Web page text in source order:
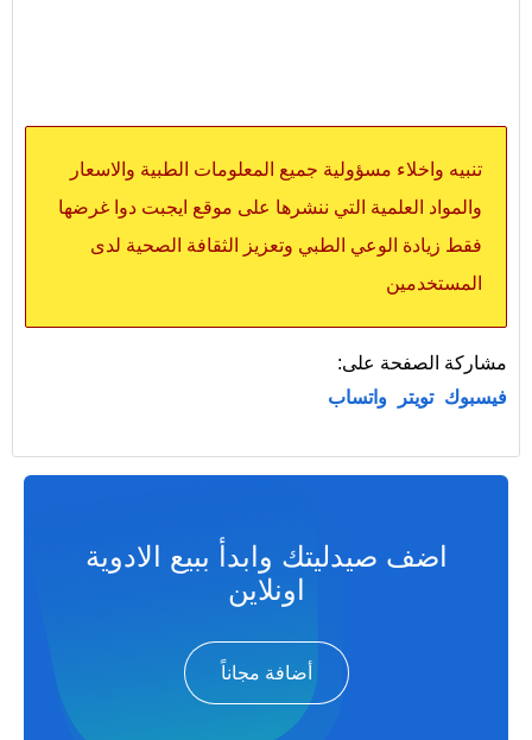
تنبيه واخلاء مسؤولية جميع المعلومات الطبية والاسعار
والمواد العلمية التي ننشرها على موقع ايجبت دوا غرضها
فقط زيادة الوعي الطبي وتعزيز الثقافة الصحية لدى
المستخدمين
مشاركة الصفحة على:
فيسبوك تويتر واتساب
اضف صيدليتك وابدأ ببيع الادوية
اونلاين
أضافة مجاناً